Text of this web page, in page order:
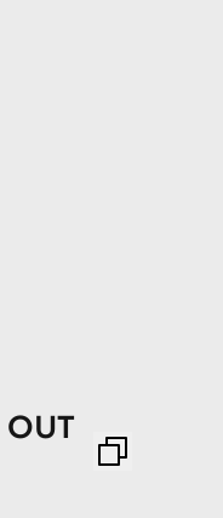
OUT